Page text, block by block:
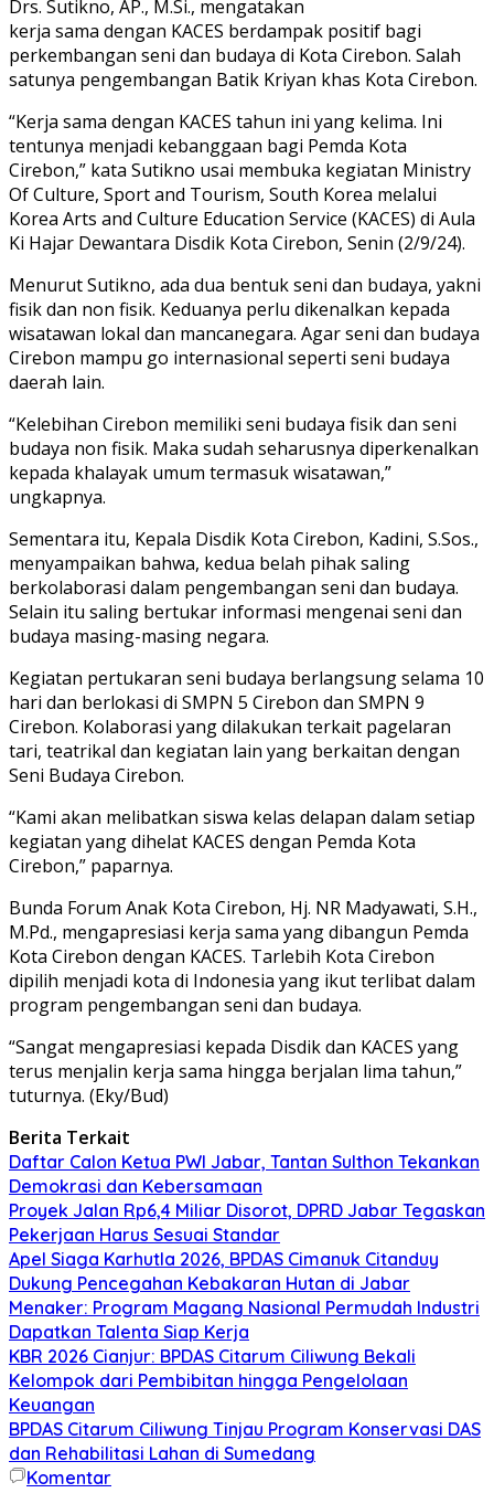
Drs. Sutikno, AP., M.Si., mengatakan
kerja sama dengan KACES berdampak positif bagi
perkembangan seni dan budaya di Kota Cirebon. Salah
satunya pengembangan Batik Kriyan khas Kota Cirebon.
“Kerja sama dengan KACES tahun ini yang kelima. Ini
tentunya menjadi kebanggaan bagi Pemda Kota
Cirebon,” kata Sutikno usai membuka kegiatan Ministry
Of Culture, Sport and Tourism, South Korea melalui
Korea Arts and Culture Education Service (KACES) di Aula
Ki Hajar Dewantara Disdik Kota Cirebon, Senin (2/9/24).
Menurut Sutikno, ada dua bentuk seni dan budaya, yakni
fisik dan non fisik. Keduanya perlu dikenalkan kepada
wisatawan lokal dan mancanegara. Agar seni dan budaya
Cirebon mampu go internasional seperti seni budaya
daerah lain.
“Kelebihan Cirebon memiliki seni budaya fisik dan seni
budaya non fisik. Maka sudah seharusnya diperkenalkan
kepada khalayak umum termasuk wisatawan,”
ungkapnya.
Sementara itu, Kepala Disdik Kota Cirebon, Kadini, S.Sos.,
menyampaikan bahwa, kedua belah pihak saling
berkolaborasi dalam pengembangan seni dan budaya.
Selain itu saling bertukar informasi mengenai seni dan
budaya masing-masing negara.
Kegiatan pertukaran seni budaya berlangsung selama 10
hari dan berlokasi di SMPN 5 Cirebon dan SMPN 9
Cirebon. Kolaborasi yang dilakukan terkait pagelaran
tari, teatrikal dan kegiatan lain yang berkaitan dengan
Seni Budaya Cirebon.
“Kami akan melibatkan siswa kelas delapan dalam setiap
kegiatan yang dihelat KACES dengan Pemda Kota
Cirebon,” paparnya.
Bunda Forum Anak Kota Cirebon, Hj. NR Madyawati, S.H.,
M.Pd., mengapresiasi kerja sama yang dibangun Pemda
Kota Cirebon dengan KACES. Tarlebih Kota Cirebon
dipilih menjadi kota di Indonesia yang ikut terlibat dalam
program pengembangan seni dan budaya.
“Sangat mengapresiasi kepada Disdik dan KACES yang
terus menjalin kerja sama hingga berjalan lima tahun,”
tuturnya. (Eky/Bud)
Berita Terkait
Daftar Calon Ketua PWI Jabar, Tantan Sulthon Tekankan
Demokrasi dan Kebersamaan
Proyek Jalan Rp6,4 Miliar Disorot, DPRD Jabar Tegaskan
Pekerjaan Harus Sesuai Standar
Apel Siaga Karhutla 2026, BPDAS Cimanuk Citanduy
Dukung Pencegahan Kebakaran Hutan di Jabar
Menaker: Program Magang Nasional Permudah Industri
Dapatkan Talenta Siap Kerja
KBR 2026 Cianjur: BPDAS Citarum Ciliwung Bekali
Kelompok dari Pembibitan hingga Pengelolaan
Keuangan
BPDAS Citarum Ciliwung Tinjau Program Konservasi DAS
dan Rehabilitasi Lahan di Sumedang
Komentar